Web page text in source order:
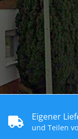
Eigener
und Teilen